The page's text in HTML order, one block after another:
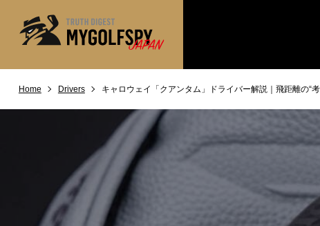
Home Drivers キャロウェイ「クアンタム」ドライバー解説｜飛距離の“
MOST WANTED
新製品情報
ゴルフ上達・実践テクニック
テスト・データ検証
Golf News ゴルフニュース
※メーカー名